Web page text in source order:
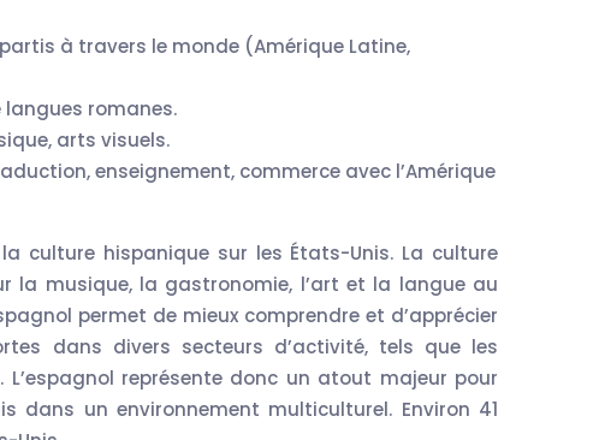
à travers le monde (Amérique Latine,
romanes.
arts visuels.
enseignement, commerce avec l’Amérique
culture hispanique sur les États-Unis. La culture
la musique, la gastronomie, l’art et la langue au
permet de mieux comprendre et d’apprécier
dans divers secteurs d’activité, tels que les
représente donc un atout majeur pour
dans un environnement multiculturel. Environ 41